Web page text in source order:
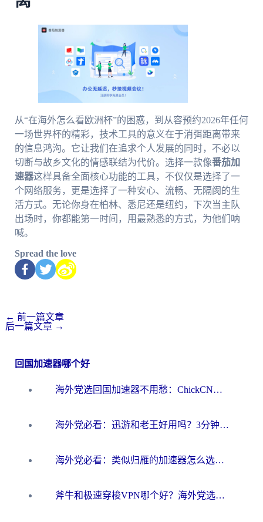
从“在海外怎么看欧洲杯”的困惑，到从容预约2026年任何
一场世界杯的精彩，技术工具的意义在于消弭距离带来
的信息鸿沟。它让我们在追求个人发展的同时，不必以
切断与故乡文化的情感联结为代价。选择一款像番茄加
速器这样具备全面核心功能的工具，不仅仅是选择了一
个网络服务，更是选择了一种安心、流畅、无隔阂的生
活方式。无论你身在柏林、悉尼还是纽约，下次当主队
出场时，你都能第一时间，用最熟悉的方式，为他们呐
喊。
Spread the love
← 前一篇文章
后一篇文章 →
回国加速器哪个好
海外党选回国加速器不用愁：ChickCN和洞见哪个好？一篇搞定所有疑问
海外党必看：迅游和老王好用吗？3分钟选对加速国内网络的加速器
海外党必看：类似归雁的加速器怎么选？一篇搞定无缝访问国内资源
斧牛和极速穿梭VPN哪个好？海外党选回国加速器必看的真实对比与避坑指南